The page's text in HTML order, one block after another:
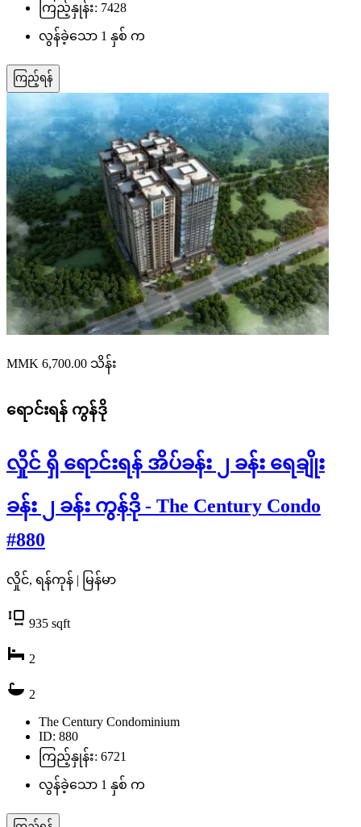
ကြည့်နှုန်း: 7428
လွန်ခဲ့သော 1 နှစ် က
ကြည့်ရန်
MMK 6,700.00 သိန်း
ရောင်းရန် ကွန်ဒို
လှိုင် ရှိ ရောင်းရန် အိပ်ခန်း ၂ ခန်း ရေချိုး
ခန်း ၂ ခန်း ကွန်ဒို - The Century Condo
#880
လှိုင်, ရန်ကုန် | မြန်မာ
935 sqft
2
2
The Century Condominium
ID: 880
ကြည့်နှုန်း: 6721
လွန်ခဲ့သော 1 နှစ် က